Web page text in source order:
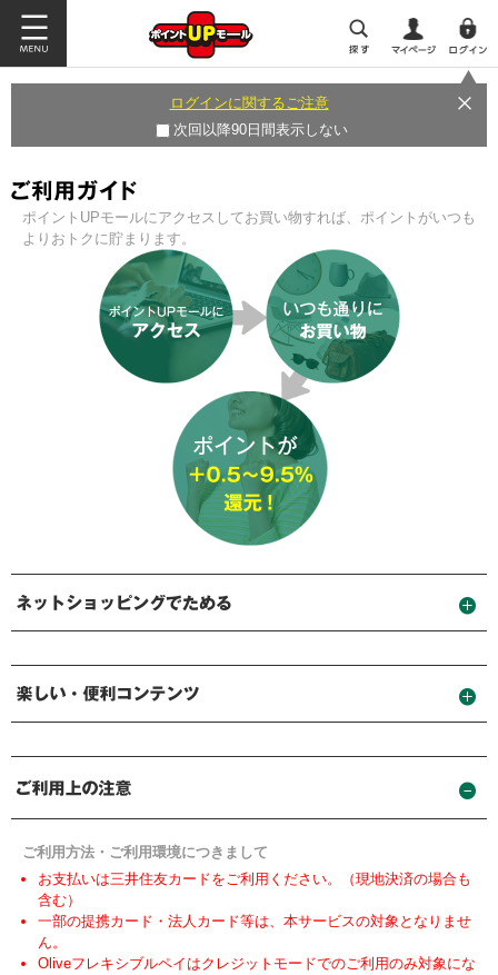
ログインに関するご注意
次回以降90日間表示しない
ポイントUPモールにアクセスしてお買い物すれば、ポイントがいつも
よりおトクに貯まります。
ご利用方法・ご利用環境につきまして
お支払いは三井住友カードをご利用ください。（現地決済の場合も
含む）
一部の提携カード・法人カード等は、本サービスの対象となりませ
ん。
Oliveフレキシブルペイはクレジットモードでのご利用のみ対象にな